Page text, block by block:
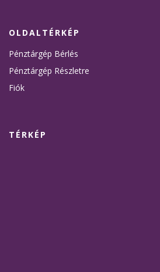
OLDALTÉRKÉP
Pénztárgép Bérlés
Pénztárgép Részletre
Fiók
TÉRKÉP